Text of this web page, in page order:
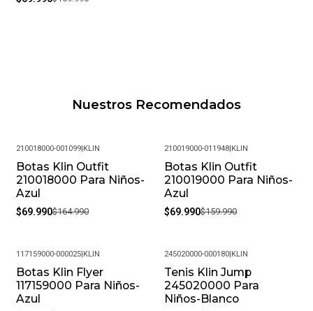
SKU: 210018000-000408_22
Nuestros Recomendados
-58%
210018000-001099| KLIN
Botas Klin Outfit
210018000 Para Niños-
Azul
$69.990$164.990
-56%
210019000-011948 KLIN
Botas Klin Outfit
210019000 Para Niños-
Azul
$69.990$159.990
-50%
117159000-000025| KLIN
Botas Klin Flyer
117159000 Para Niños-
Azul
-59%
245020000-000180 KLIN
Tenis Klin Jump
245020000 Para
Niños-Blanco